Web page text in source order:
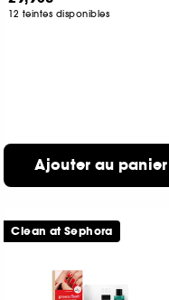
12 teintes disponibles
Ajouter au panier
Clean at Sephora